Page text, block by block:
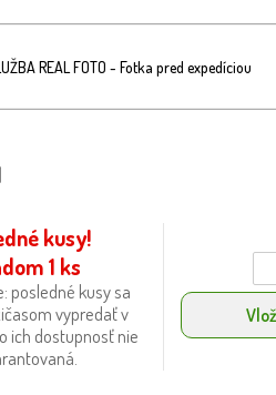
REAL FOTO - Fotka pred expedíciou
kusy!
1 ks
posledné kusy sa
vypredať v
ich dostupnosť nie